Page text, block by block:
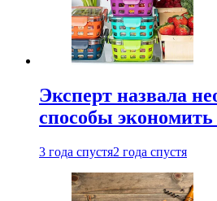
Эксперт назвала
способы экономить
3 года спустя2 года спустя